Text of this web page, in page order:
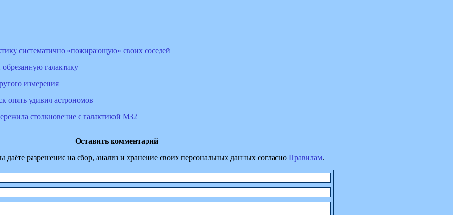
систематично «пожирающую» своих соседей
галактику
измерения
опять удивил астрономов
столкновение с галактикой M32
Оставить комментарий
даёте разрешение на сбор, анализ и хранение своих персональных данных согласно Правилам.